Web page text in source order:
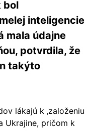
bol
inteligencie
mala údajne
potvrdila, že
takýto
lákajú k ‚založeniu
Ukrajine, pričom k